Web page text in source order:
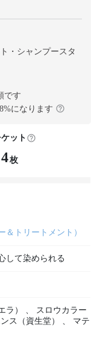
・シャンプースタ
です
%になります
ット
4枚
＆トリートメント）
して染められる
ラ） 、
スロウカラー
ス（資生堂） 、
マテ